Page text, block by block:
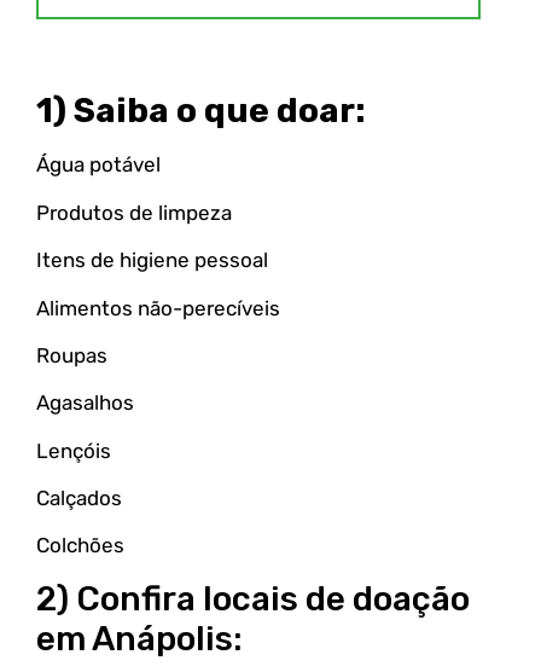
1) Saiba o que doar:
Água potável
Produtos de limpeza
Itens de higiene pessoal
Alimentos não-perecíveis
Roupas
Agasalhos
Lençóis
Calçados
Colchões
2) Confira locais de doação
em Anápolis: